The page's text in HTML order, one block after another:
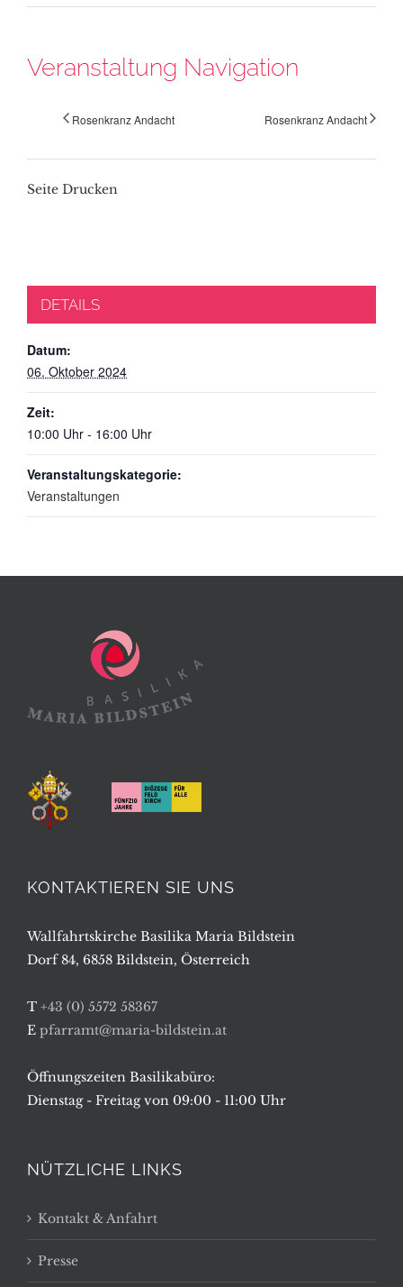
Veranstaltung Navigation
Rosenkranz Andacht Rosenkranz Andacht
Seite Drucken
DETAILS
Datum:
06. Oktober 2024
Zeit:
10:00 Uhr - 16:00 Uhr
Veranstaltungskategorie:
Veranstaltungen
KONTAKTIEREN SIE UNS
Wallfahrtskirche Basilika Maria Bildstein
Dorf 84, 6858 Bildstein, Österreich
T +43 (0) 5572 58367
E pfarramt@maria-bildstein.at
Öffnungszeiten Basilikabüro:
Dienstag - Freitag von 09:00 - 11:00 Uhr
NÜTZLICHE LINKS
Kontakt & Anfahrt
Presse